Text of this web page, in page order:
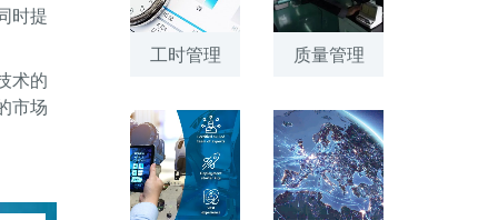
时提
术的
市场
工时管理 质量管理